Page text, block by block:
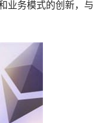
业务模式的创新，与